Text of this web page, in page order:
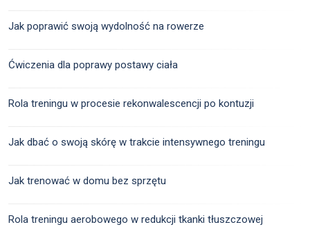
Jak poprawić swoją wydolność na rowerze
Ćwiczenia dla poprawy postawy ciała
Rola treningu w procesie rekonwalescencji po kontuzji
Jak dbać o swoją skórę w trakcie intensywnego treningu
Jak trenować w domu bez sprzętu
Rola treningu aerobowego w redukcji tkanki tłuszczowej